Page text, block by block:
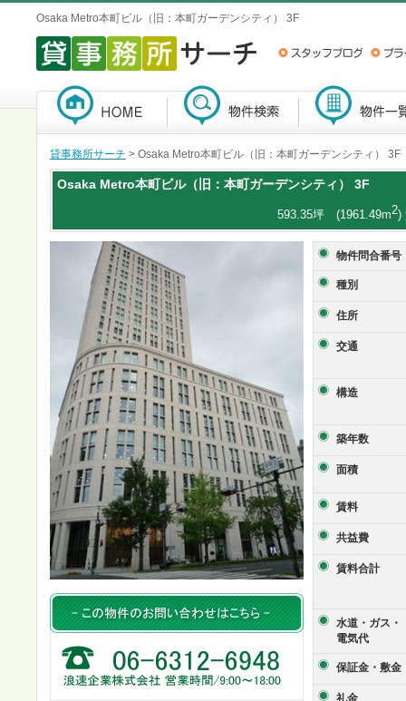
Osaka Metro本町ビル（旧：本町ガーデンシティ） 3F
貸事務所サーチ > Osaka Metro本町ビル（旧：本町ガーデンシティ） 3F
Osaka Metro本町ビル（旧：本町ガーデンシティ） 3F
593.35坪 (1961.49m2)
物件問合番号
種別
住所
交通
構造
築年数
面積
賃料
共益費
賃料合計
水道・ガス・
電気代
保証金・敷金